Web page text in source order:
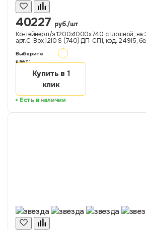
40227 руб./шт
Контейнер п/э 1200х1000х740 сплошной, на
арт.C-Box 1210 S (740) ДП-СП1, код: 24915,
Выберите
цвет:
Купить в 1
клик
Есть в наличии